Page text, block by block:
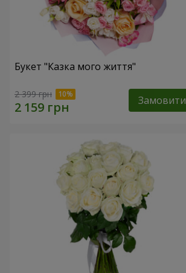
Букет "Казка мого життя"
2 399 грн Замовити